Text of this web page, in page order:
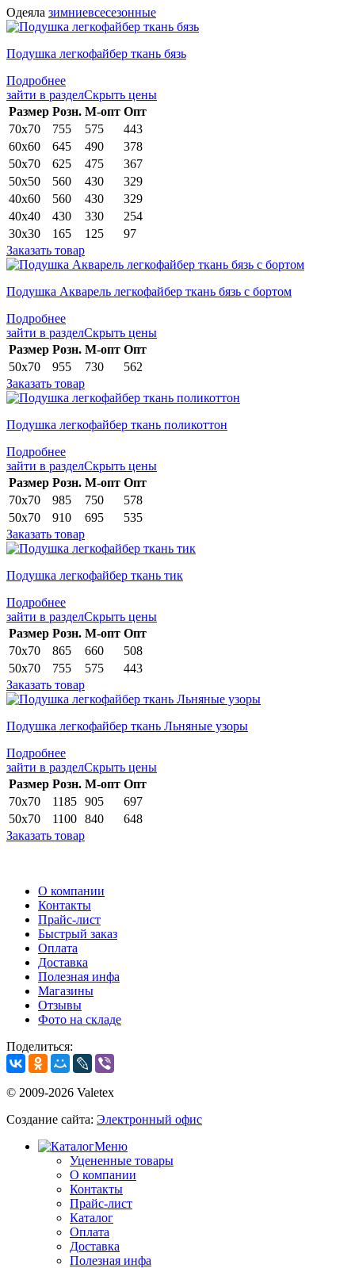
Одеяла зимниевсесезонные
Подушка легкофайбер ткань бязь
Подробнее
зайти в разделСкрыть цены
Раз­мер Розн. М-опт Опт
70х70
755 575
443
60х60
645 490
378
50х70
625 475
367
50х50
560 430
329
40х60
560 430
329
40х40
430 330
254
30х30
165 125
97
Заказать товар
Подушка Акварель легкофайбер ткань бязь с бортом
Подробнее
зайти в разделСкрыть цены
Раз­мер Розн. М-опт Опт
50х70
955 730
562
Заказать товар
Подушка легкофайбер ткань поликоттон
Подробнее
зайти в разделСкрыть цены
Раз­мер Розн. М-опт Опт
70х70
985 750
578
50х70
910 695
535
Заказать товар
Подушка легкофайбер ткань тик
Подробнее
зайти в разделСкрыть цены
Раз­мер Розн. М-опт Опт
70х70
865 660
508
50х70
755 575
443
Заказать товар
Подушка легкофайбер ткань Льняные узоры
Подробнее
зайти в разделСкрыть цены
Раз­мер Розн. М-опт Опт
70х70
1185 905
697
50х70
1100 840
648
Заказать товар
О компании
Контакты
Прайс-лист
Быстрый заказ
Оплата
Доставка
Полезная инфа
Магазины
Отзывы
Фото на складе
Поделиться:
© 2009-2026 Valetex
Создание сайта: Электронный офис
Меню
Уцененные товары
О компании
Контакты
Прайс-лист
Каталог
Оплата
Доставка
Полезная инфа